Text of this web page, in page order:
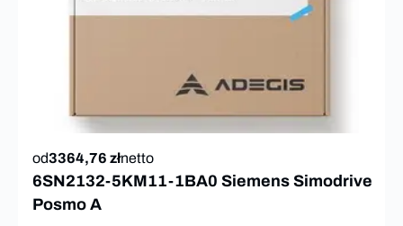
od3364,76 złnetto
6SN2132-5KM11-1BA0 Siemens Simodrive
Posmo A